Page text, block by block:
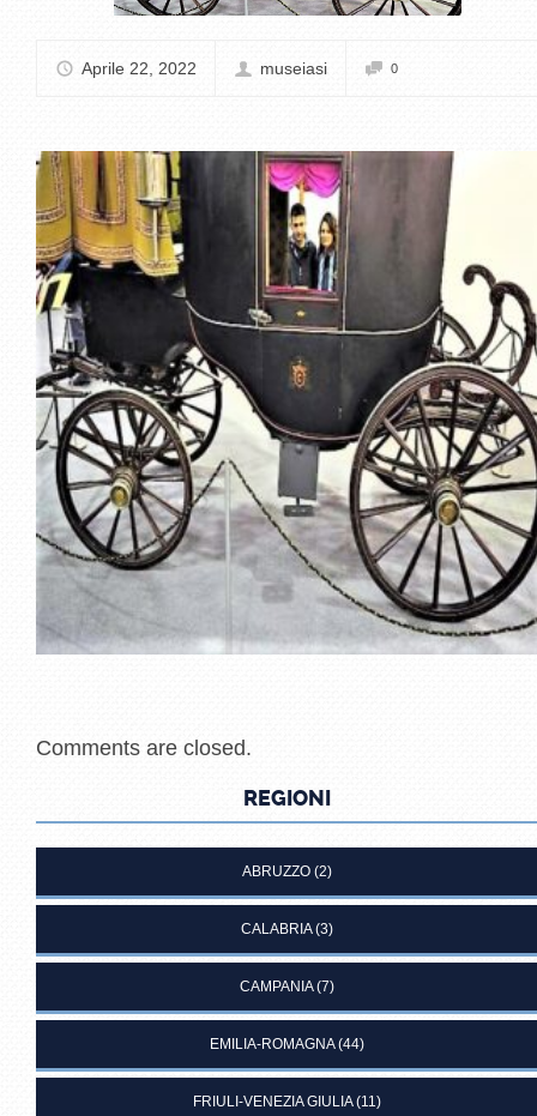
Aprile 22, 2022 museiasi 0
Comments are closed.
REGIONI
ABRUZZO (2)
CALABRIA(3)
CAMPANIA(7)
EMILIA-ROMAGNA(44)
FRIULI-VENEZIA GIULIA(11)